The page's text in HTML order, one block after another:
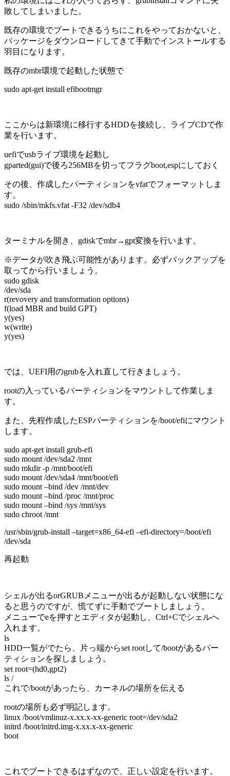
敗してしまいました。
既存の環境でブートできるうちにこれをやっておかないと、
パッケージをダウンロードしてきて手動でインストールする
羽目になります。
既存のmbr環境で起動した状態で
sudo apt-get install efibootmgr
ここからは新環境に移行するHDDを接続し、ライブCDで作
業を行います。
uefiでusbライブ環境を起動し
gparted(gui)で後ろ256MBを切ってフラグboot,espにしておく
その後、作成したパーティションをvfatでフォーマットしま
す。
sudo /sbin/mkfs.vfat -F32 /dev/sdb4
ターミナルを開き、gdiskでmbr→gpt変換を行います。
※データが吹き飛ぶ可能性があります。必ずバックアップを
取ってから行いましょう。
sudo gdisk
/dev/sda
r(revovery and transformation options)
f(load MBR and build GPT)
y(yes)
w(write)
y(yes)
では、UEFI用のgrubを入れ直して行きましょう。
rootの入っているパーティションをマウントして作業しま
す。
また、先程作成したESPパーティションを/boot/efiにマウント
します。
sudo apt-get install grub-efi
sudo mount /dev/sda2 /mnt
sudo mkdir -p /mnt/boot/efi
sudo mount /dev/sda4 /mnt/boot/efi
sudo mount –bind /dev /mnt/dev
sudo mount –bind /proc /mnt/proc
sudo mount –bind /sys /mnt/sys
sudo chroot /mnt
/usr/sbin/grub-install –target=x86_64-efi –efi-directory=/boot/efi
/dev/sda
再起動
シェルが出るorGRUBメニューが出るが起動しない状態にな
ると思うのですが、慌てずに手動でブートしましょう。
メニューでeを押すとエディタが起動し、Ctrl+Cでシェルへ
入れます。
ls
HDD一覧がでたら、片っ端からset rootして/bootがあるパー
ティションを探しましょう。
set root=(hd0,gpt2)
ls /
これで/bootがあったら、カーネルの場所を伝える
rootの場所も必ず明記します。
linux /boot/vmlinuz-x.xx.x-xx-generic root=/dev/sda2
initrd /boot/initrd.img-x.xx.x-xx-generic
boot
これでブートできるはずなので、正しい設定を行います。